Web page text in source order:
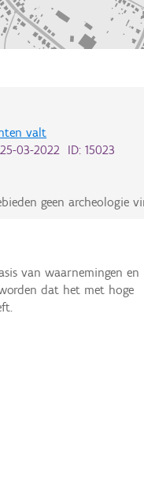
valt
25-03-2022 ID: 15023
geen archeologie
van waarnemingen en
dat het met hoge